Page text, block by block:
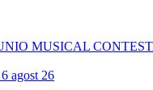
MUSICAL
agost 26